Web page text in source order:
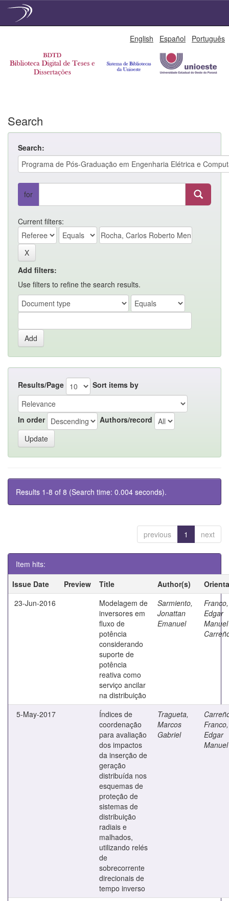
English Español Português
Search
Search:
for
Current filters:
Add filters:
Use filters to refine the search results.
Results/Page Sort items by
In order Authors/record
Results 1-8 of 8 (Search time: 0.004 seconds).
previous 1 next
Item hits:
Issue Date
Preview Title Author(s)
23-Jun-2016
Modelagem de
inversores em
fluxo de
potência
considerando
suporte de
potência
reativa como
serviço ancilar
na distribuição
Sarmiento,
Jonattan
Emanuel
Franco,
Edgar
Manuel
5-May-2017
Índices de
coordenação
para avaliação
dos impactos
da inserção de
geração
distribuída nos
esquemas de
proteção de
sistemas de
distribuição
radiais e
malhados,
utilizando relés
de
sobrecorrente
direcionais de
tempo inverso
Tragueta,
Marcos
Gabriel
Franco,
Edgar
Manuel